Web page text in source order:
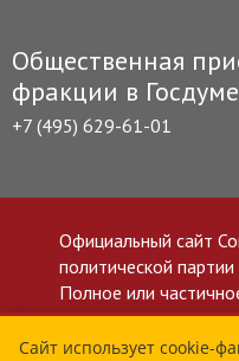
Общественная
фракции в Госдуме
+7 (495) 629-61-01
Официальный сайт
политической партии
Полное или
приветствуется со
Политика в отношении
Сайт использует cookie-